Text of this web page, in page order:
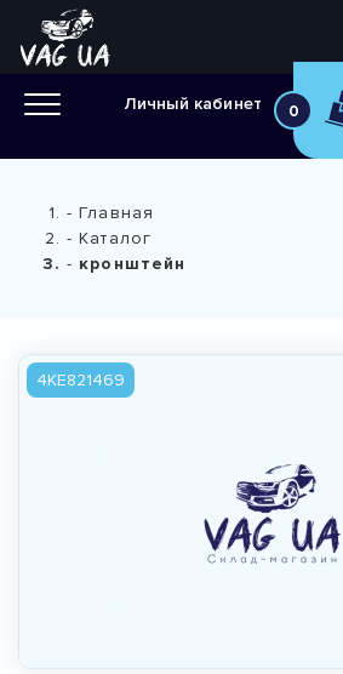
Личный кабинет 0
Главная
Каталог
кронштейн
4KE821469